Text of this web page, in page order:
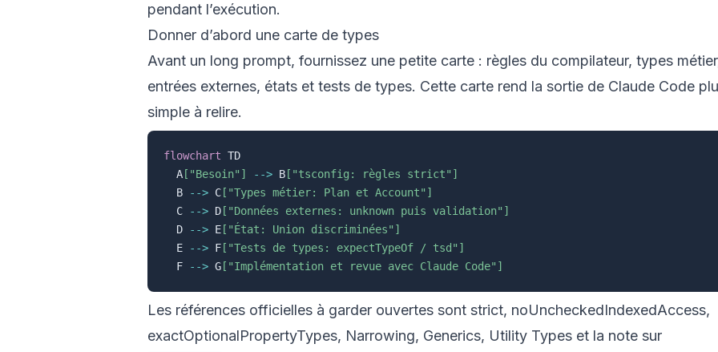
pendant l’exécution.
Donner d’abord une carte de types
Avant un long prompt, fournissez une petite carte : règles du compilateur, types
entrées externes, états et tests de types. Cette carte rend la sortie de Claude Code
simple à relire.
flowchart TD
  A
["Besoin"] --> B ["tsconfig: règles strict"]
  B
--> C ["Types métier: Plan et Account"]
  C
--> D ["Données externes: unknown puis validation"]
  D
--> E ["État: Union discriminées"]
  E
--> F ["Tests de types: expectTypeOf / tsd"]
  F
--> G ["Implémentation et revue avec Claude Code"]
Les références officielles à garder ouvertes sont strict, noUncheckedIndexedAccess,
exactOptionalPropertyTypes, Narrowing, Generics, Utility Types et la note sur